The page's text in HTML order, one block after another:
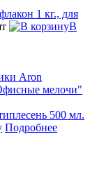
1 кг., для
В
500 мл.
Подробнее